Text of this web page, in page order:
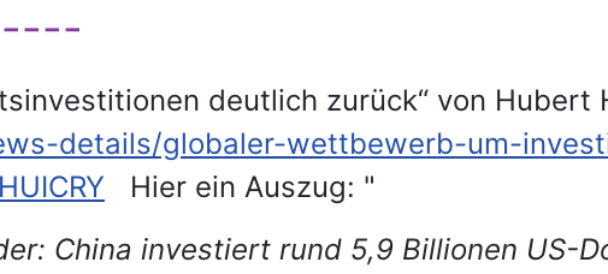
deutlich zurück“ von Hubert
details/globaler-wettbewerb-um-
Hier ein Auszug: "
China investiert rund 5,9 Billionen US-